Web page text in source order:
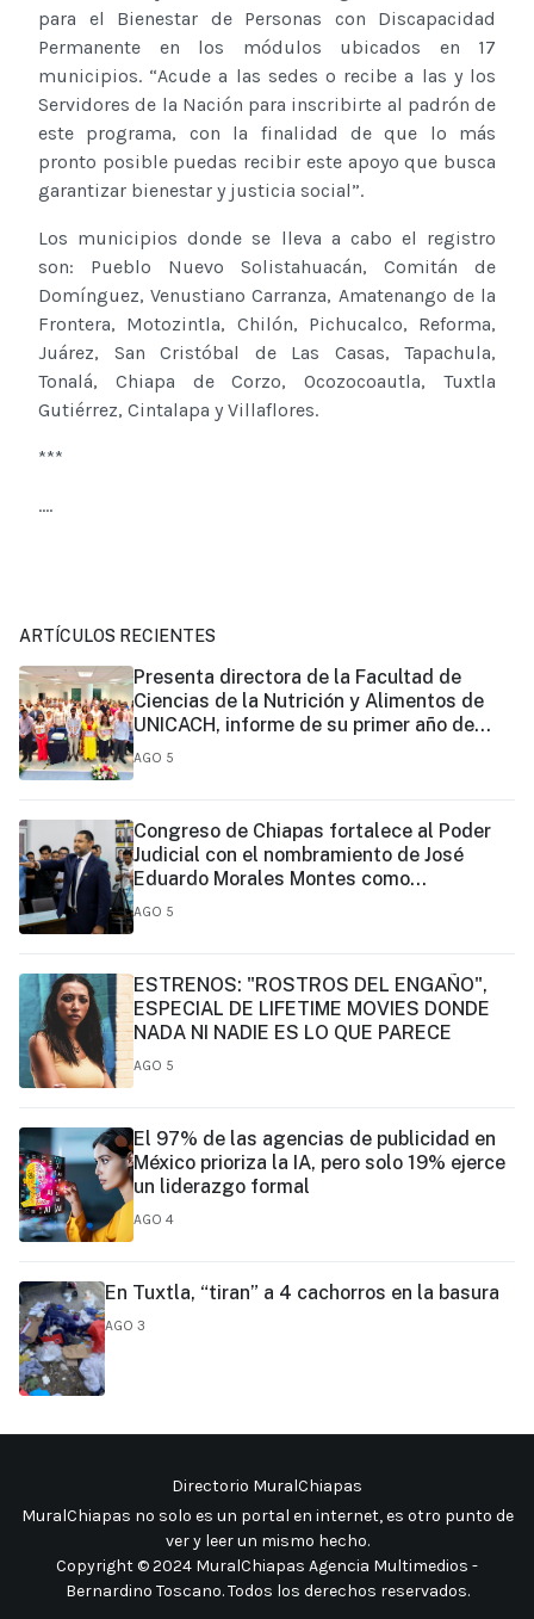
para el Bienestar de Personas con Discapacidad
Permanente en los módulos ubicados en 17
municipios. “Acude a las sedes o recibe a las y los
Servidores de la Nación para inscribirte al padrón de
este programa, con la finalidad de que lo más
pronto posible puedas recibir este apoyo que busca
garantizar bienestar y justicia social”.
Los municipios donde se lleva a cabo el registro
son: Pueblo Nuevo Solistahuacán, Comitán de
Domínguez, Venustiano Carranza, Amatenango de la
Frontera, Motozintla, Chilón, Pichucalco, Reforma,
Juárez, San Cristóbal de Las Casas, Tapachula,
Tonalá, Chiapa de Corzo, Ocozocoautla, Tuxtla
Gutiérrez, Cintalapa y Villaflores.
***
....
ARTÍCULOS RECIENTES
Presenta directora de la Facultad de
Ciencias de la Nutrición y Alimentos de
UNICACH, informe de su primer año de
gestión
AGO 5
Congreso de Chiapas fortalece al Poder
Judicial con el nombramiento de José
Eduardo Morales Montes como
magistrado
AGO 5
ESTRENOS: "ROSTROS DEL ENGAÑO",
ESPECIAL DE LIFETIME MOVIES DONDE
NADA NI NADIE ES LO QUE PARECE
AGO 5
El 97% de las agencias de publicidad en
México prioriza la IA, pero solo 19% ejerce
un liderazgo formal
AGO 4
En Tuxtla, “tiran” a 4 cachorros en la basura
AGO 3
Directorio MuralChiapas
MuralChiapas no solo es un portal en internet, es otro punto de
ver y leer un mismo hecho.
Copyright © 2024 MuralChiapas Agencia Multimedios -
Bernardino Toscano. Todos los derechos reservados.